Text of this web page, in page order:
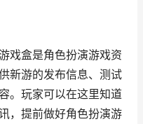
戏盒是角色扮演游戏资
新游的发布信息、测试
。玩家可以在这里知道
，提前做好角色扮演游